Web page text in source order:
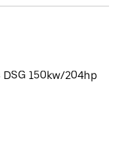
150kw/204hp